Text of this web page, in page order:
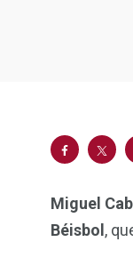
Miguel
Béisbol ,